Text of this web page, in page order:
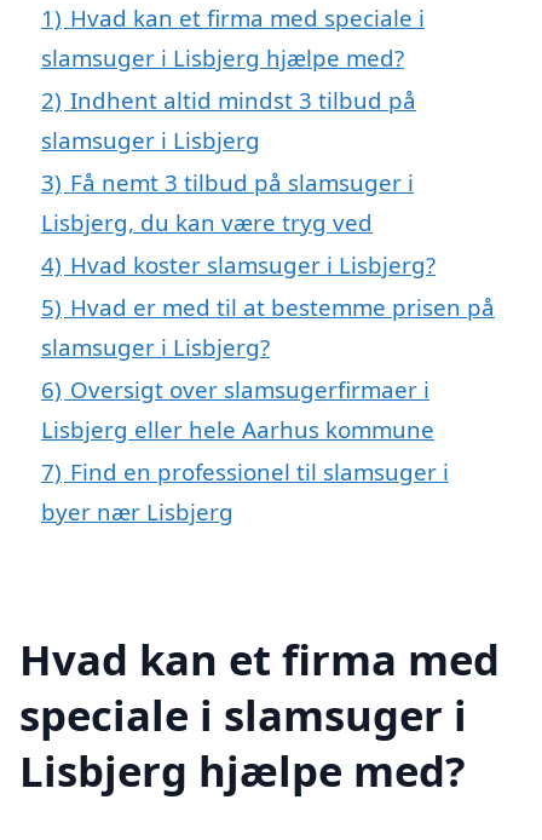
1) Hvad kan et firma med speciale i
slamsuger i Lisbjerg hjælpe med?
2) Indhent altid mindst 3 tilbud på
slamsuger i Lisbjerg
3) Få nemt 3 tilbud på slamsuger i
Lisbjerg, du kan være tryg ved
4) Hvad koster slamsuger i Lisbjerg?
5) Hvad er med til at bestemme prisen på
slamsuger i Lisbjerg?
6) Oversigt over slamsugerfirmaer i
Lisbjerg eller hele Aarhus kommune
7) Find en professionel til slamsuger i
byer nær Lisbjerg
Hvad kan et firma med
speciale i slamsuger i
Lisbjerg hjælpe med?